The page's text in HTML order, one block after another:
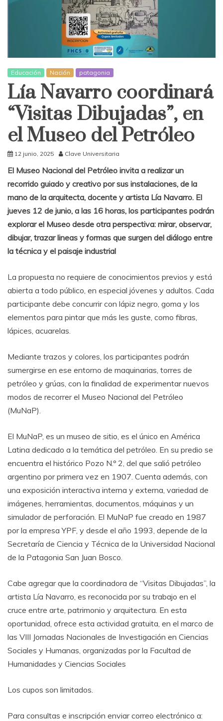
Educación Nación patagonia
Lía Navarro coordinará
“Visitas Dibujadas”, en
el Museo del Petróleo
12 junio, 2025 Clave Universitaria
El Museo Nacional del Petróleo invita a realizar un
recorrido guiado y creativo por sus instalaciones, de la
mano de la arquitecta, docente y artista Lía Navarro. El
jueves 12 de junio, a las 16 horas, los participantes podrán
explorar el Museo desde otra perspectiva: mirar, observar,
dibujar, trazar lineas y formas que surgen del diálogo entre
la técnica y el paisaje industrial
La propuesta no requiere de conocimientos previos y está
abierta a todo público, en especial jóvenes y adultos. Cada
participante debe concurrir con lápiz negro, goma y los
elementos para pintar que más les guste, como fibras,
lápices, acuarelas.
Mediante trazos y colores, los participantes podrán
sumergirse en ese entorno de maquinarias, torres de
petróleo y grúas, con la finalidad de experimentar nuevos
modos de recorrer el Museo Nacional del Petróleo
(MuNaP).
El MuNaP, es un museo de sitio, es el único en América
Latina dedicado a la temática del petróleo. En su predio se
encuentra el histórico Pozo N.º 2, del que salió petróleo
argentino por primera vez en 1907. Cuenta además, con
una exposición interactiva interna y externa, variedad de
imágenes, herramientas, documentos, máquinas y un
simulador de perforación. El MuNaP fue creado en 1987
por la empresa YPF, y desde el año 1993, depende de la
Secretaría de Ciencia y Técnica de la Universidad Nacional
de la Patagonia San Juan Bosco.
Cabe agregar que la coordinadora de “Visitas Dibujadas”, la
artista Lía Navarro, es reconocida por su trabajo en el
cruce entre arte, patrimonio y arquitectura. En esta
oportunidad, ofrece esta actividad gratuita, en el marco de
las VIII Jornadas Nacionales de Investigación en Ciencias
Sociales y Humanas, organizadas por la Facultad de
Humanidades y Ciencias Sociales
Los cupos son limitados.
Para consultas e inscripción enviar correo electrónico a: